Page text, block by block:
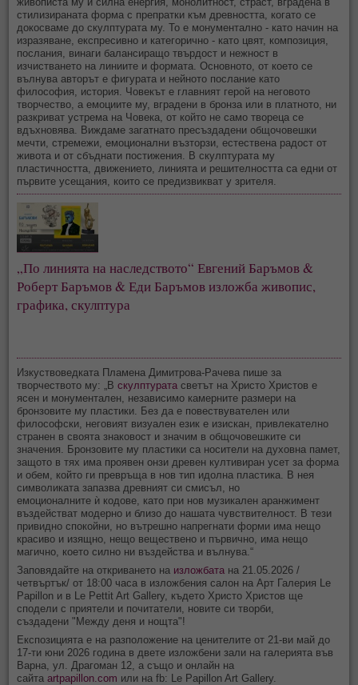
стилизираната форма с препратки към древността, когато се
докосваме до скулптурата му. То е монументално - като начин на
изразяване, експресивно и категорично - като цвят, композиция,
послания, винаги балансиращо твърдост и нежност в
изчистването на линиите и формата. Основното, от което се
вълнува авторът е фигурата и нейното послание като
философия, история. Човекът е главният герой на неговото
творчество, а емоциите му, вградени в бронза или в платното, ни
разкриват устрема на Човека, от който не само твореца се
вдъхновява. Виждаме загатнато пресъздадени общочовешки
мечти, стремежи, емоционални възторзи, естествена радост от
живота и от сбъднати постижения. В скулптурата му
пластичността, движението, линията и решителността са едни от
първите усещания, които се предизвикват у зрителя.
„По линията на наследството“ Евгений Баръмов &
Роберт Баръмов & Еди Баръмов изложба живопис,
графика, скулптура
Изкуствоведката Пламена Димитрова-Рачева пише за
творчеството му: „Вскулптурата светът на Христо Христов е
ясен и монументален, независимо камерните размери на
бронзовите му пластики. Без да е повествувателен или
философски, неговият визуален език е изискан, привлекателно
странен в своята знаковост и значим в общочовешките си
значения. Бронзовите му пластики са носители на духовна памет,
защото в тях има проявен онзи древен култивиран усет за форма
и обем, който ги превръща в нов тип идолна пластика. В нея
символиката запазва древният си смисъл, но
емоционалните ѝ кодове, като при нов музикален аранжимент
въздействат модерно и близо до нашата чувствителност. В тези
привидно спокойни, но вътрешно напрегнати форми има нещо
красиво и изящно, нещо веществено и първично, има нещо
магично, което силно ни въздейства и вълнува.“
Заповядайте на откриването на изложбата на 21.05.2026 /
четвъртък/ от 18:00 часа в изложбения салон на Арт Галерия Le
Papillon и в Le Pettit Art Gallery, където Христо Христов ще
сподели с приятели и почитатели, новите си творби,
създадени "Между деня и нощта"!
Експозицията е на разположение на ценителите от 21-ви май до
17-ти юни 2026 година в двете изложбени зали на галерията във
Варна, ул. Драгоман 12, а също и онлайн на
сайтаartpapillon.com или на fb: Le Papillon Art Gallery.